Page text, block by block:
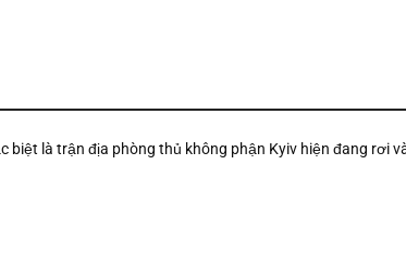
biệt là trận địa phòng thủ không phận Kyiv hiện đang rơi